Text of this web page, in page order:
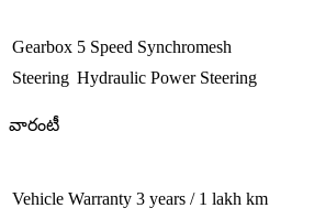
Gearbox 5 Speed Synchromesh
Steering Hydraulic Power Steering
వారంటీ
Vehicle Warranty 3 years / 1 lakh km